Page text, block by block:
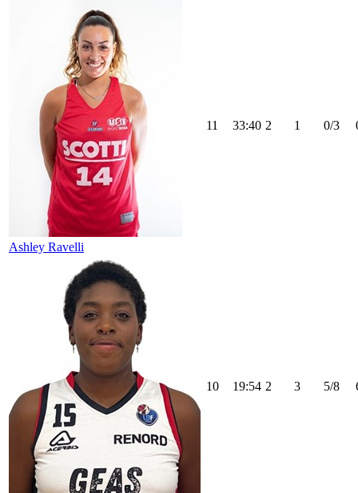
Ashley Ravelli
11 33:40 2 1 0/3
10 19:54 2 3 5/8